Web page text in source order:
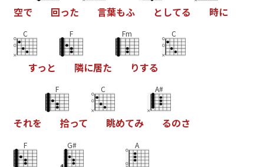
空で 回った 言葉もふ と してる 時に
C
すっ と
F
隣に居た
Fm
りする
C
それを
F
拾って
C
眺めてみ
A#
るのさ
F G# A